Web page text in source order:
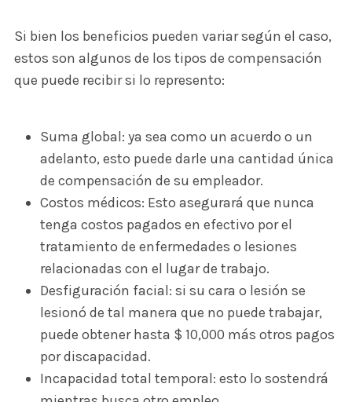
Si bien los beneficios pueden variar según el caso,
estos son algunos de los tipos de compensación
que puede recibir si lo represento:
Suma global: ya sea como un acuerdo o un
adelanto, esto puede darle una cantidad única
de compensación de su empleador.
Costos médicos: Esto asegurará que nunca
tenga costos pagados en efectivo por el
tratamiento de enfermedades o lesiones
relacionadas con el lugar de trabajo.
Desfiguración facial: si su cara o lesión se
lesionó de tal manera que no puede trabajar,
puede obtener hasta $ 10,000 más otros pagos
por discapacidad.
Incapacidad total temporal: esto lo sostendrá